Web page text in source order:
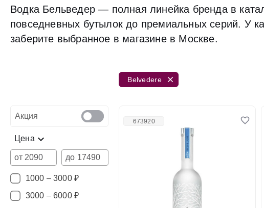
Водка Бельведер — полная линейка бренда в
повседневных бутылок до премиальных серий. У
заберите выбранное в магазине в Москве.
Акция
Цена
от до
1000 – 3000 ₽
3000 – 6000 ₽
Belvedere
673920